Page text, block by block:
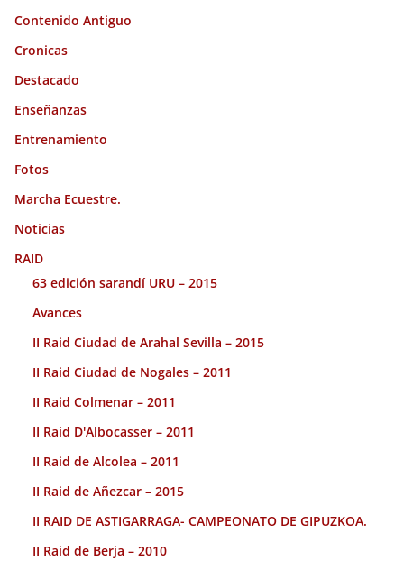
Contenido Antiguo
Cronicas
Destacado
Enseñanzas
Entrenamiento
Fotos
Marcha Ecuestre.
Noticias
RAID
63 edición sarandí URU – 2015
Avances
II Raid Ciudad de Arahal Sevilla – 2015
II Raid Ciudad de Nogales – 2011
II Raid Colmenar – 2011
II Raid D'Albocasser – 2011
II Raid de Alcolea – 2011
II Raid de Añezcar – 2015
II RAID DE ASTIGARRAGA- CAMPEONATO DE GIPUZKOA.
II Raid de Berja – 2010